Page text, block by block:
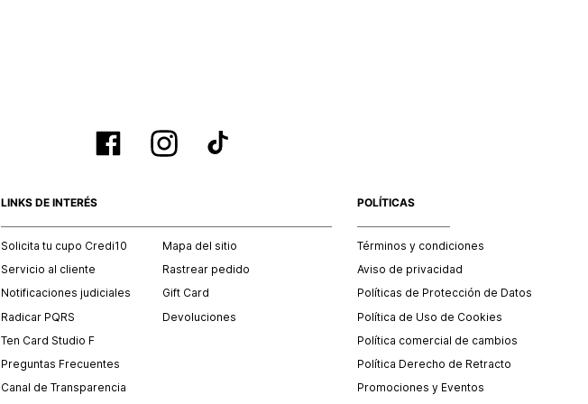
LINKS DE INTERÉS
Solicita tu cupo Credi10
Servicio al cliente
Notificaciones judiciales
Radicar PQRS
Ten Card Studio F
Preguntas Frecuentes
Canal de Transparencia
Mapa del sitio
Rastrear pedido
Gift Card
Devoluciones
POLÍTICAS
Términos y condiciones
Aviso de privacidad
Políticas de Protección de Datos
Política de Uso de Cookies
Política comercial de cambios
Política Derecho de Retracto
Promociones y Eventos